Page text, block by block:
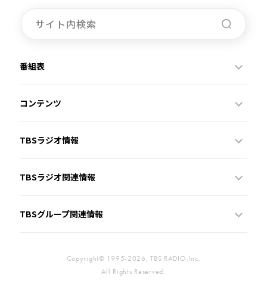
番組表
コンテンツ
TBSラジオ情報
TBSラジオ関連情報
TBSグループ関連情報
Copyright© 1995-2026, TBS RADIO,Inc.
All Rights Reserved.